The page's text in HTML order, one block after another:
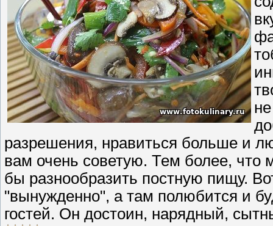
разрешения, нравиться больше и
вам очень советую. Тем более, что
бы разнообразить постную пищу.
"вынужденно", а там полюбится и
гостей. Он достоин, нарядный,